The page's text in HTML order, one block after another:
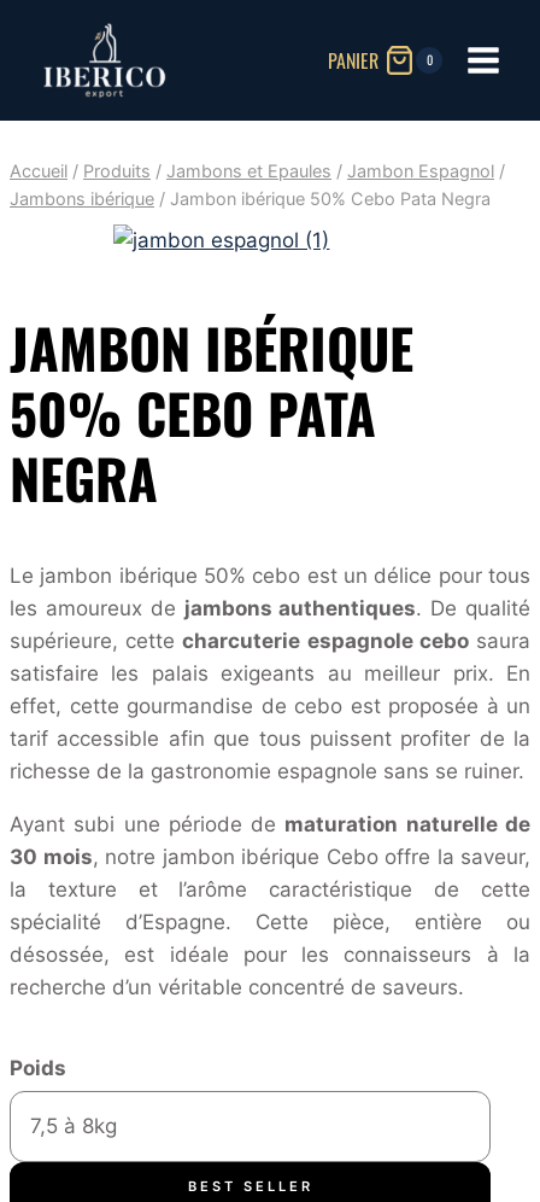
contenu
PANIER 0
Accueil / Produits / Jambons et Epaules / Jambon Espagnol /
Jambons ibérique / Jambon ibérique 50% Cebo Pata Negra
JAMBON IBÉRIQUE
50% CEBO PATA
NEGRA
Le jambon ibérique 50% cebo est un délice pour tous
les amoureux de jambons authentiques. De qualité
supérieure, cettecharcuterie espagnole cebosaura
satisfaire les palais exigeants au meilleur prix. En
effet, cette gourmandise de cebo est proposée à un
tarif accessible afin que tous puissent profiter de la
richesse de la gastronomie espagnole sans se ruiner.
Ayant subi une période de maturation naturelle de
30 mois, notre jambon ibérique Cebo offre la saveur,
la texture et l’arôme caractéristique de cette
spécialité d’Espagne. Cette pièce, entière ou
désossée, est idéale pour les connaisseurs à la
recherche d’un véritable concentré de saveurs.
Poids
7,5 à 8kg
BEST SELLER